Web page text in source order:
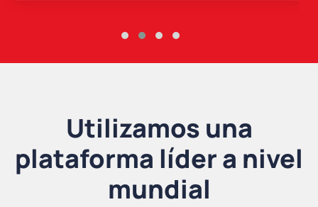
Utilizamos una
plataforma líder a nivel
mundial